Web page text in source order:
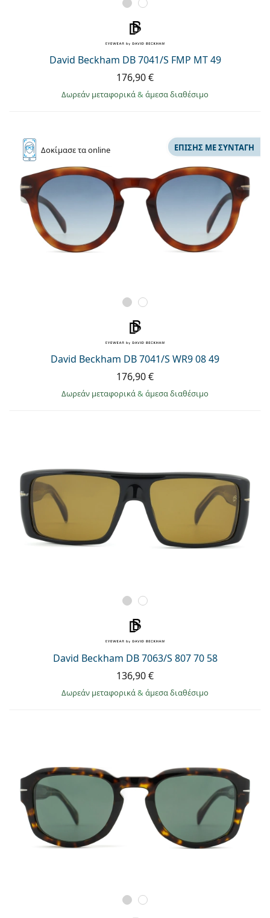
David Beckham DB 7041/S FMP MT 49
176,90 €
Δωρεάν μεταφορικά& άμεσα διαθέσιμο
Δοκίμασετα online
David Beckham DB 7041/S WR9 08 49
ΕΠΊΣΗΣ ΜΕ ΣΥΝΤΑΓΉ
176,90 €
Δωρεάν μεταφορικά& άμεσα διαθέσιμο
David Beckham DB 7063/S 807 70 58
136,90 €
Δωρεάν μεταφορικά& άμεσα διαθέσιμο